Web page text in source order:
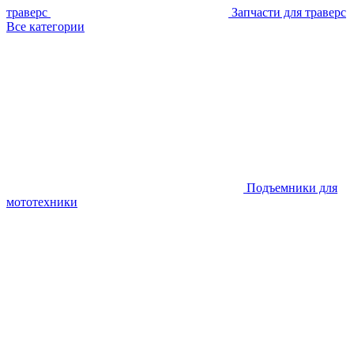
траверс
Запчасти для траверс
Все категории
Подъемники для
мототехники